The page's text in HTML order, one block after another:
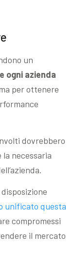
un
ogni azienda
per ottenere
dovrebbero
necessaria
unificato questa
compromessi
il mercato